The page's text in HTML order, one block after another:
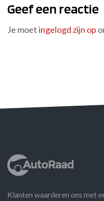
Geef een reactie
Je moetingelogd zijn op
Klanten waarderen ons met